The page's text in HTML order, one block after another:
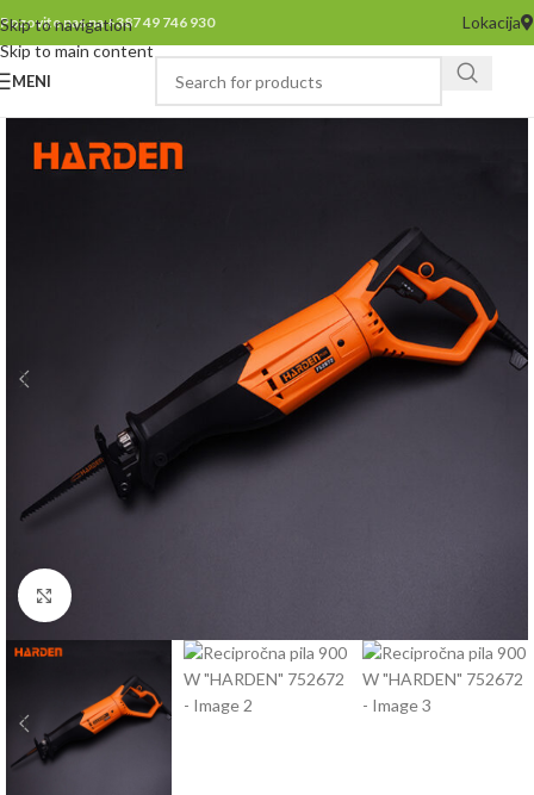
Skip to navigation
Skip to main content
Pozovite nas na +387 49 746 930 Lokacija
MENI
Click to enlarge